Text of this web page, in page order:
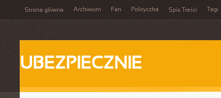
Strona główna Archiwum Fan Polityczka Spis Treści Tagi
UBEZPIECZNIE